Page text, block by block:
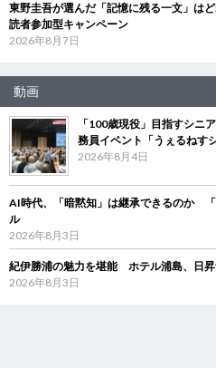
東野圭吾が選んだ「記憶に残る一文」は
読者参加型キャンペーン
2026年8月7日
動画
「100歳現役」目指すシ
務員イベント「うぇるねす
2026年8月4日
AI時代、「暗黙知」は継承できるのか
ル
2026年8月3日
紀伊勝浦の魅力を堪能 ホテル浦島、日
2026年8月3日